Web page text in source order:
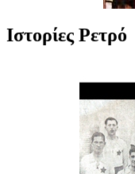
Ιστορίες Ρετρό